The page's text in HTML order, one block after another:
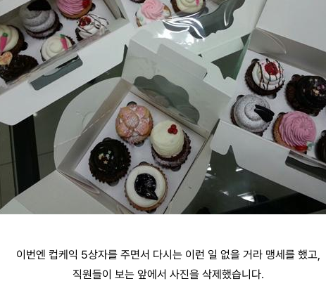
이번엔 컵케익 5상자를 주면서 다시는 이런 일 없을 거라 맹세를 했고,
직원들이 보는 앞에서 사진을 삭제했습니다.